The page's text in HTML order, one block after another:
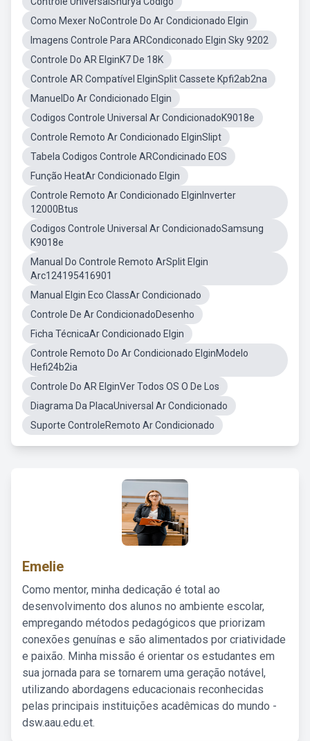
Como Mexer NoControle Do Ar Condicionado Elgin
Imagens Controle Para ARCondiconado Elgin Sky 9202
Controle Do AR ElginK7 De 18K
Controle AR Compatível ElginSplit Cassete Kpfi2ab2na
ManuelDo Ar Condicionado Elgin
Codigos Controle Universal Ar CondicionadoK9018e
Controle Remoto Ar Condicionado ElginSlipt
Tabela Codigos Controle ARCondicinado EOS
Função HeatAr Condicionado Elgin
Controle Remoto Ar Condicionado ElginInverter
12000Btus
Codigos Controle Universal Ar CondicionadoSamsung
K9018e
Manual Do Controle Remoto ArSplit Elgin
Arc124195416901
Manual Elgin Eco ClassAr Condicionado
Controle De Ar CondicionadoDesenho
Ficha TécnicaAr Condicionado Elgin
Controle Remoto Do Ar Condicionado ElginModelo
Hefi24b2ia
Controle Do AR ElginVer Todos OS O De Los
Diagrama Da PlacaUniversal Ar Condicionado
Suporte ControleRemoto Ar Condicionado
Emelie
Como mentor, minha dedicação é total ao
desenvolvimento dos alunos no ambiente escolar,
empregando métodos pedagógicos que priorizam
conexões genuínas e são alimentados por criatividade
e paixão. Minha missão é orientar os estudantes em
sua jornada para se tornarem uma geração notável,
utilizando abordagens educacionais reconhecidas
pelas principais instituições acadêmicas do mundo -
dsw.aau.edu.et.